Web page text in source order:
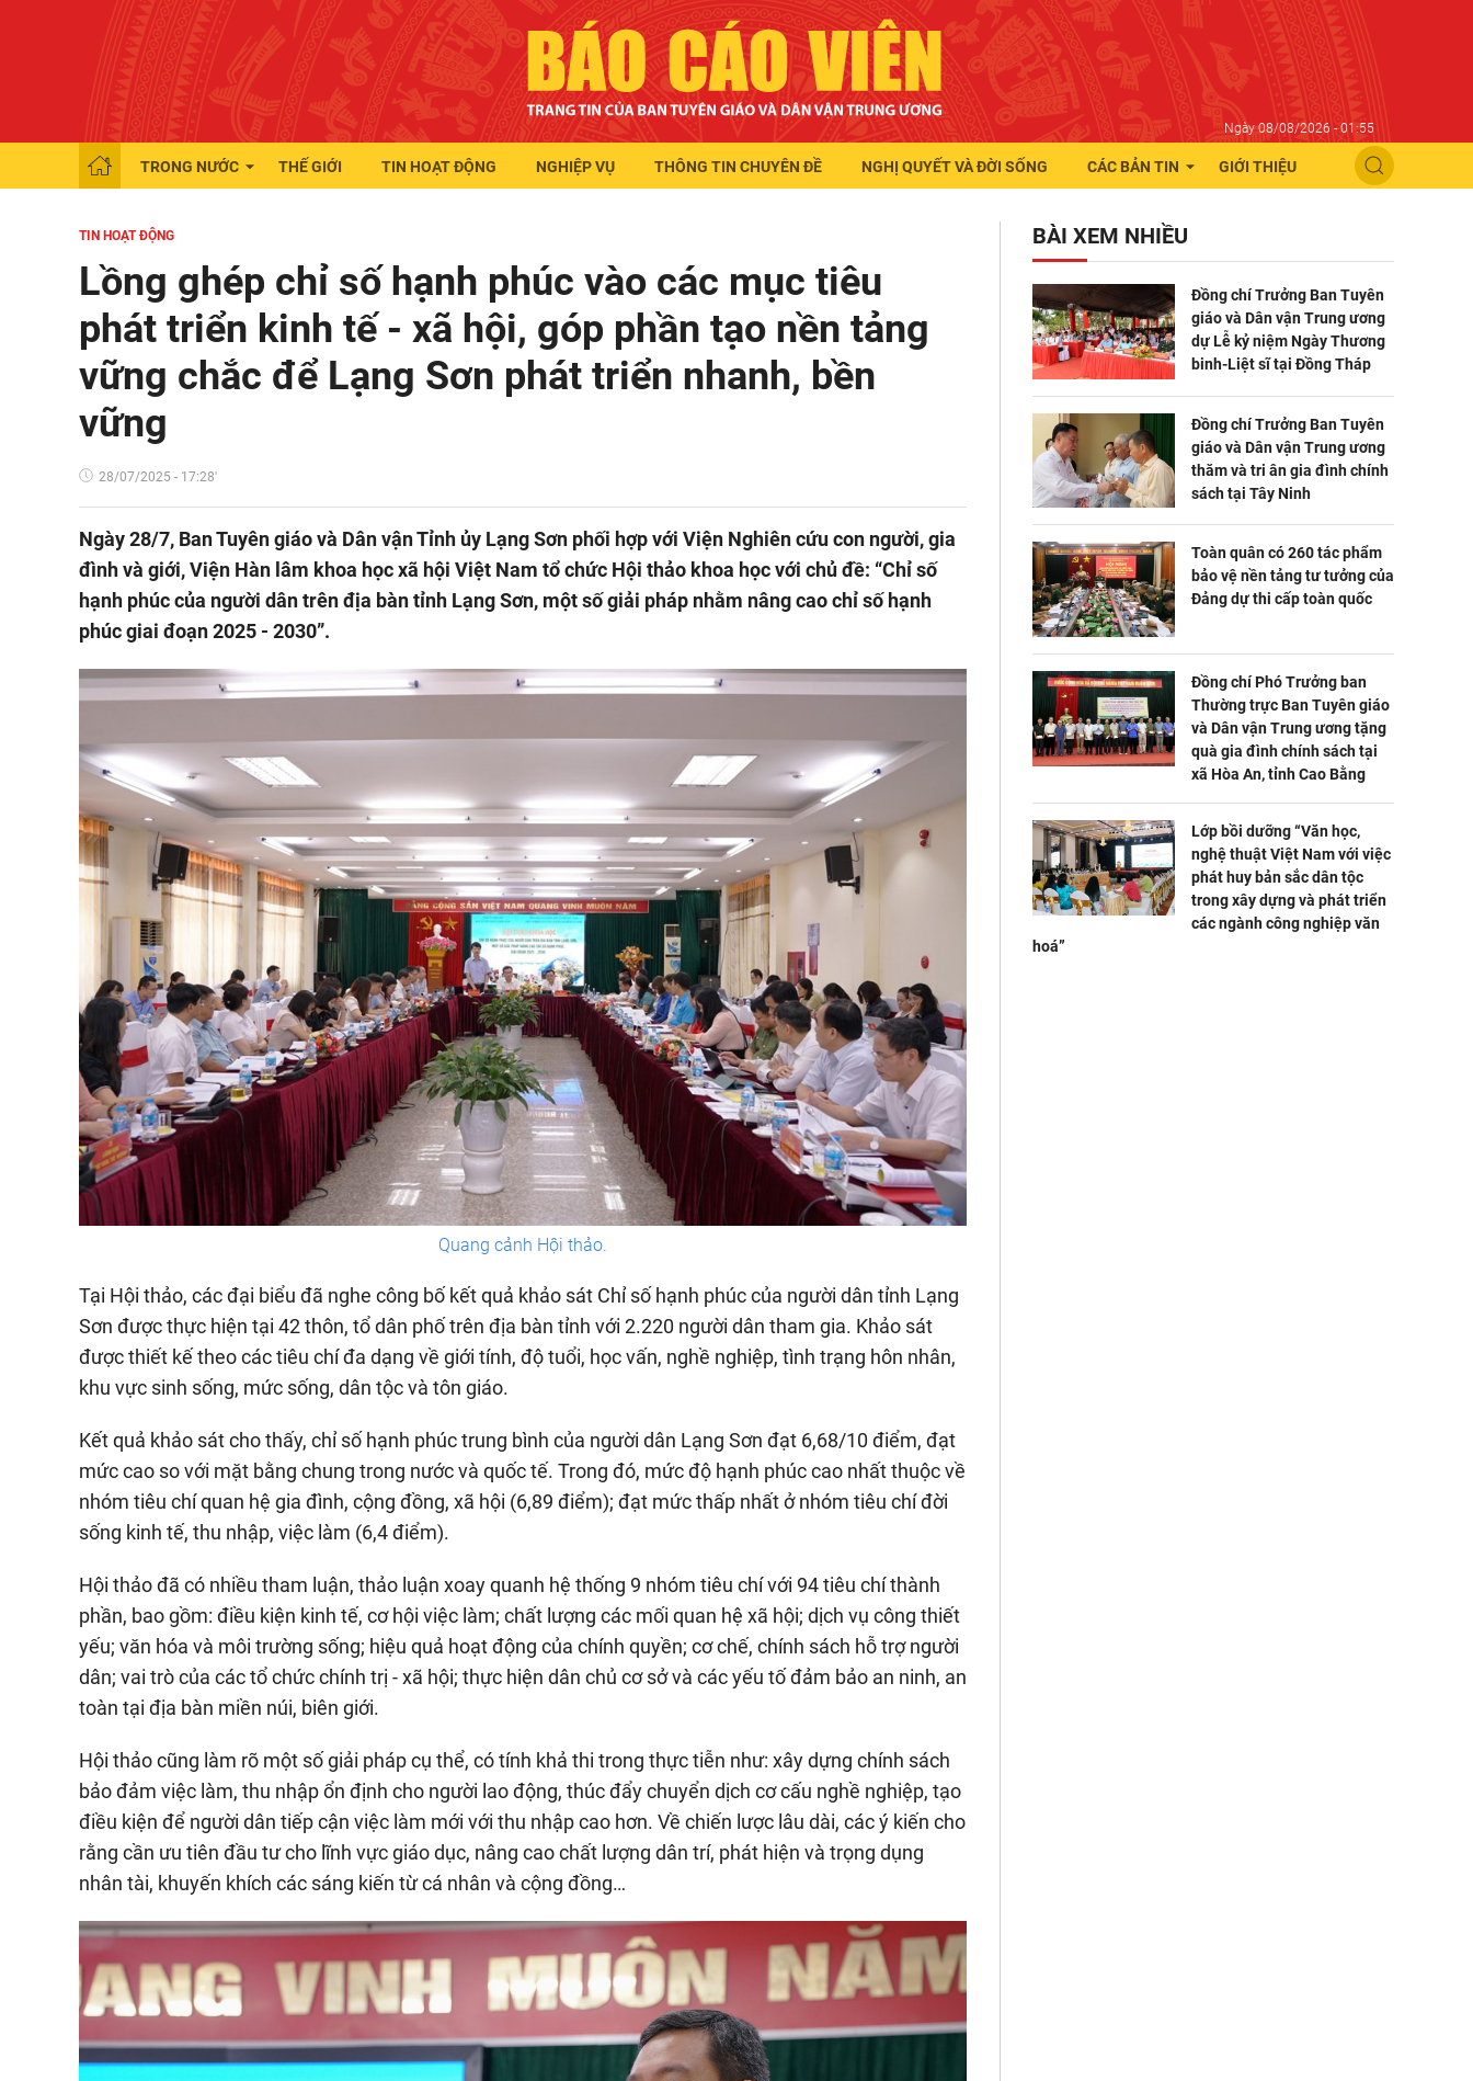
Ngày 08/08/2026 - 01:55
TRONG NƯỚC THẾ GIỚI TIN HOẠT ĐỘNG NGHIỆP VỤ THÔNG TIN CHUYÊN ĐỀ NGHỊ QUYẾT VÀ ĐỜI SỐNG CÁC BẢN TIN GIỚI THIỆU
TIN HOẠT ĐỘNG
Lồng ghép chỉ số hạnh phúc vào các mục tiêu
phát triển kinh tế - xã hội, góp phần tạo nền tảng
vững chắc để Lạng Sơn phát triển nhanh, bền
vững
28/07/2025 - 17:28'
Ngày 28/7, Ban Tuyên giáo và Dân vận Tỉnh ủy Lạng Sơn phối hợp với Viện Nghiên cứu con người, gia
đình và giới, Viện Hàn lâm khoa học xã hội Việt Nam tổ chức Hội thảo khoa học với chủ đề: “Chỉ số
hạnh phúc của người dân trên địa bàn tỉnh Lạng Sơn, một số giải pháp nhằm nâng cao chỉ số hạnh
phúc giai đoạn 2025 - 2030”.
Quang cảnh Hội thảo.
Tại Hội thảo, các đại biểu đã nghe công bố kết quả khảo sát Chỉ số hạnh phúc của người dân tỉnh Lạng
Sơn được thực hiện tại 42 thôn, tổ dân phố trên địa bàn tỉnh với 2.220 người dân tham gia. Khảo sát
được thiết kế theo các tiêu chí đa dạng về giới tính, độ tuổi, học vấn, nghề nghiệp, tình trạng hôn nhân,
khu vực sinh sống, mức sống, dân tộc và tôn giáo.
Kết quả khảo sát cho thấy, chỉ số hạnh phúc trung bình của người dân Lạng Sơn đạt 6,68/10 điểm, đạt
mức cao so với mặt bằng chung trong nước và quốc tế. Trong đó, mức độ hạnh phúc cao nhất thuộc về
nhóm tiêu chí quan hệ gia đình, cộng đồng, xã hội (6,89 điểm); đạt mức thấp nhất ở nhóm tiêu chí đời
sống kinh tế, thu nhập, việc làm (6,4 điểm).
Hội thảo đã có nhiều tham luận, thảo luận xoay quanh hệ thống 9 nhóm tiêu chí với 94 tiêu chí thành
phần, bao gồm: điều kiện kinh tế, cơ hội việc làm; chất lượng các mối quan hệ xã hội; dịch vụ công thiết
yếu; văn hóa và môi trường sống; hiệu quả hoạt động của chính quyền; cơ chế, chính sách hỗ trợ người
dân; vai trò của các tổ chức chính trị - xã hội; thực hiện dân chủ cơ sở và các yếu tố đảm bảo an ninh, an
toàn tại địa bàn miền núi, biên giới.
Hội thảo cũng làm rõ một số giải pháp cụ thể, có tính khả thi trong thực tiễn như: xây dựng chính sách
bảo đảm việc làm, thu nhập ổn định cho người lao động, thúc đẩy chuyển dịch cơ cấu nghề nghiệp, tạo
điều kiện để người dân tiếp cận việc làm mới với thu nhập cao hơn. Về chiến lược lâu dài, các ý kiến cho
rằng cần ưu tiên đầu tư cho lĩnh vực giáo dục, nâng cao chất lượng dân trí, phát hiện và trọng dụng
nhân tài, khuyến khích các sáng kiến từ cá nhân và cộng đồng…
BÀI XEM NHIỀU
Đồng chí Trưởng Ban Tuyên
giáo và Dân vận Trung ương
dự Lễ kỷ niệm Ngày Thương
binh-Liệt sĩ tại Đồng Tháp
Đồng chí Trưởng Ban Tuyên
giáo và Dân vận Trung ương
thăm và tri ân gia đình chính
sách tại Tây Ninh
Toàn quân có 260 tác phẩm
bảo vệ nền tảng tư tưởng của
Đảng dự thi cấp toàn quốc
Đồng chí Phó Trưởng ban
Thường trực Ban Tuyên giáo
và Dân vận Trung ương tặng
quà gia đình chính sách tại
xã Hòa An, tỉnh Cao Bằng
Lớp bồi dưỡng “Văn học,
nghệ thuật Việt Nam với việc
phát huy bản sắc dân tộc
trong xây dựng và phát triển
các ngành công nghiệp văn
hoá”